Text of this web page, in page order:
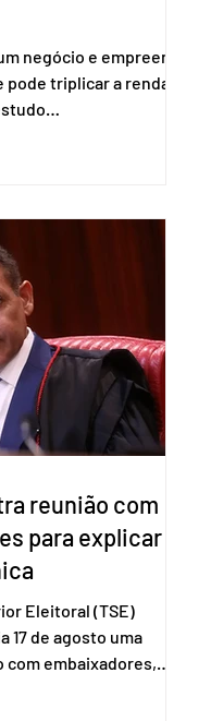
negócio e empreende
triplicar a renda. É
realizado a partir de
Brasileiro de
(IBGE). O estudo
que, no quarto
os empreendedores
atingiram o maior
reunião com
para explicar
Eleitoral (TSE)
17 de agosto uma
com embaixadores,